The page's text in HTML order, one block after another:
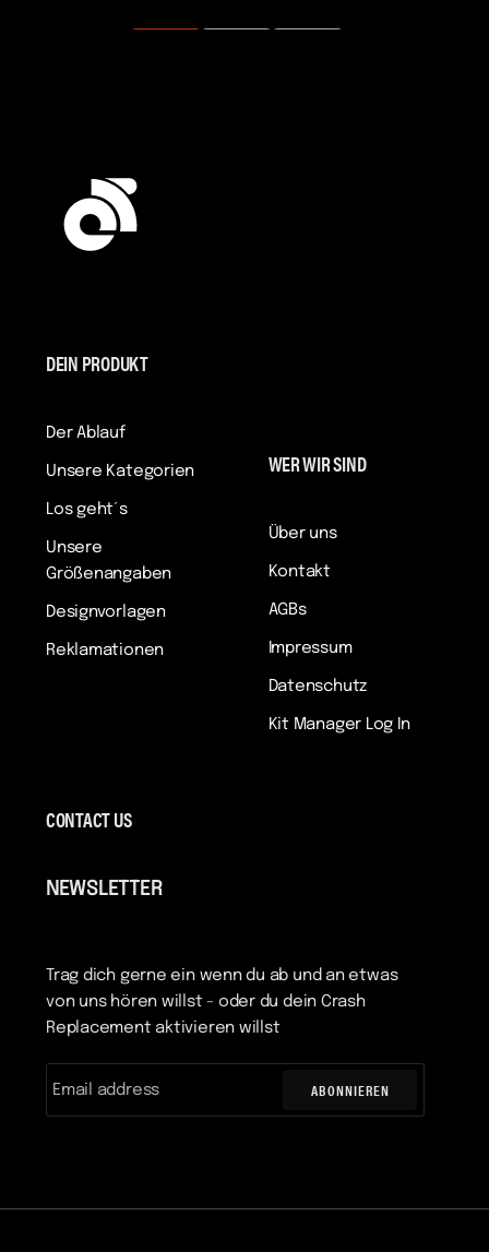
DEIN PRODUKT
Der Ablauf
Unsere Kategorien
Los geht´s
Unsere
Größenangaben
Designvorlagen
Reklamationen
WER WIR SIND
Über uns
Kontakt
AGBs
Impressum
Datenschutz
Kit Manager Log In
CONTACT US
NEWSLETTER
Trag dich gerne ein wenn du ab und an etwas
von uns hören willst - oder du dein Crash
Replacement aktivieren willst
ABONNIEREN